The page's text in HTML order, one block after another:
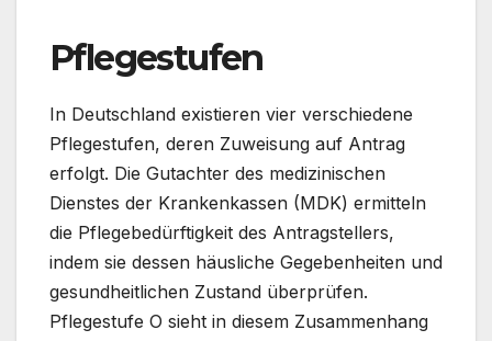
Pflegestufen
In Deutschland existieren vier verschiedene
Pflegestufen, deren Zuweisung auf Antrag
erfolgt. Die Gutachter des medizinischen
Dienstes der Krankenkassen (MDK) ermitteln
die Pflegebedürftigkeit des Antragstellers,
indem sie dessen häusliche Gegebenheiten und
gesundheitlichen Zustand überprüfen.
Pflegestufe O sieht in diesem Zusammenhang